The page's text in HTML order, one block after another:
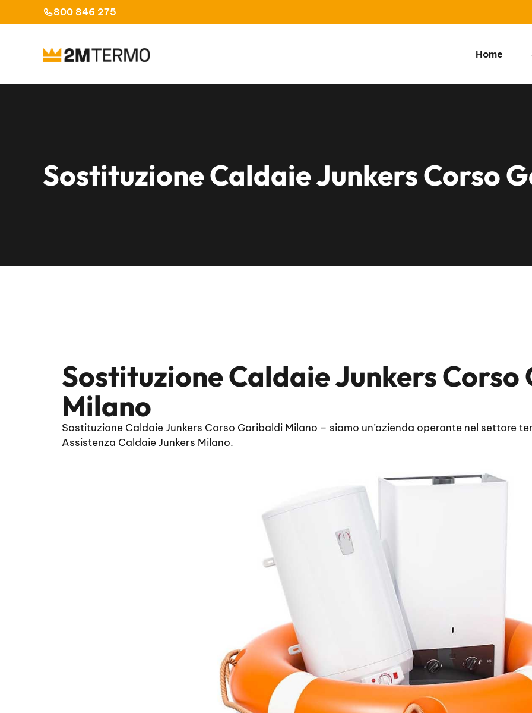
al
800 846 275
Home
Sostituzione Caldaie Junkers Corso
Sostituzione Caldaie Junkers
Milano
Sostituzione Caldaie Junkers Corso Garibaldi Milano – siamo un’azienda operante nel settore
Assistenza Caldaie Junkers Milano.